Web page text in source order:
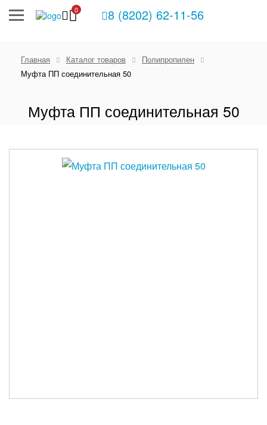
0 8 (8202) 62-11-56
Главная Каталог товаров
Полипропилен
Муфта ПП соединительная 50
Муфта ПП соединительная 50